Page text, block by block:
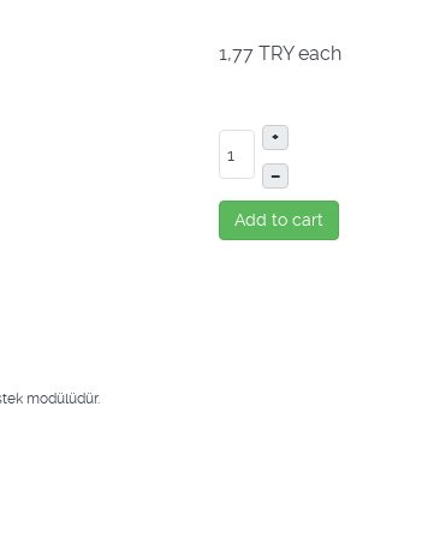
1,77 TRY each
+
–
Add to cart
modülüdür.